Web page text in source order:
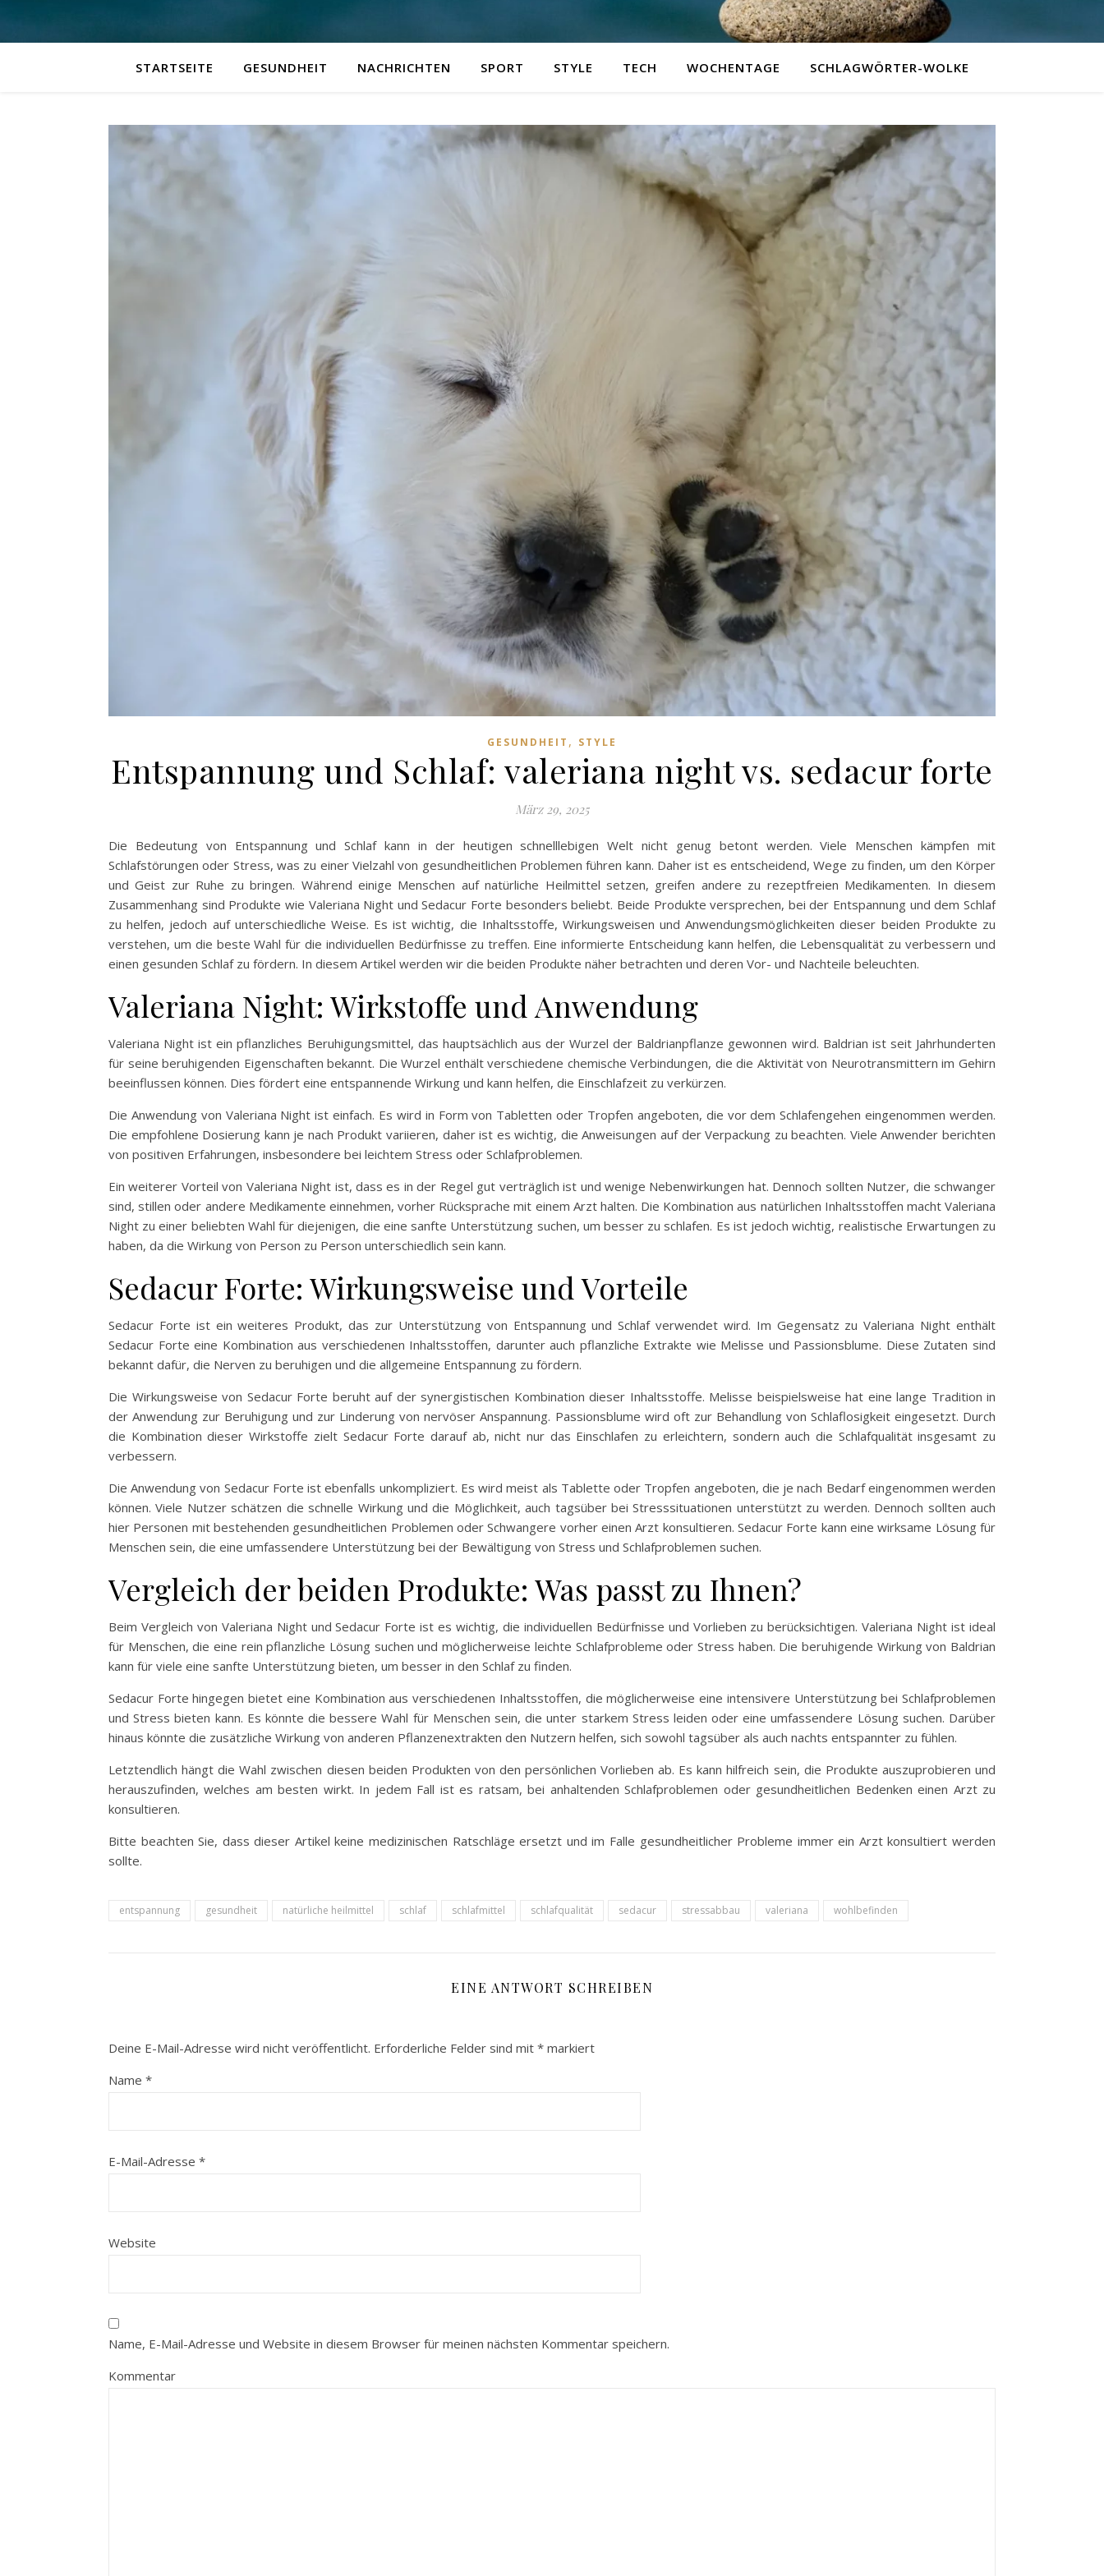
STARTSEITE GESUNDHEIT NACHRICHTEN SPORT STYLE TECH WOCHENTAGE SCHLAGWÖRTER-WOLKE
GESUNDHEIT , STYLE
Entspannung und Schlaf: valeriana night vs. sedacur forte
März 29, 2025
Die Bedeutung von Entspannung und Schlaf kann in der heutigen schnelllebigen Welt nicht genug betont werden. Viele Menschen kämpfen mit
Schlafstörungen oder Stress, was zu einer Vielzahl von gesundheitlichen Problemen führen kann. Daher ist es entscheidend, Wege zu finden, um den Körper
und Geist zur Ruhe zu bringen. Während einige Menschen auf natürliche Heilmittel setzen, greifen andere zu rezeptfreien Medikamenten. In diesem
Zusammenhang sind Produkte wie Valeriana Night und Sedacur Forte besonders beliebt. Beide Produkte versprechen, bei der Entspannung und dem Schlaf
zu helfen, jedoch auf unterschiedliche Weise. Es ist wichtig, die Inhaltsstoffe, Wirkungsweisen und Anwendungsmöglichkeiten dieser beiden Produkte zu
verstehen, um die beste Wahl für die individuellen Bedürfnisse zu treffen. Eine informierte Entscheidung kann helfen, die Lebensqualität zu verbessern und
einen gesunden Schlaf zu fördern. In diesem Artikel werden wir die beiden Produkte näher betrachten und deren Vor- und Nachteile beleuchten.
Valeriana Night: Wirkstoffe und Anwendung
Valeriana Night ist ein pflanzliches Beruhigungsmittel, das hauptsächlich aus der Wurzel der Baldrianpflanze gewonnen wird. Baldrian ist seit Jahrhunderten
für seine beruhigenden Eigenschaften bekannt. Die Wurzel enthält verschiedene chemische Verbindungen, die die Aktivität von Neurotransmittern im Gehirn
beeinflussen können. Dies fördert eine entspannende Wirkung und kann helfen, die Einschlafzeit zu verkürzen.
Die Anwendung von Valeriana Night ist einfach. Es wird in Form von Tabletten oder Tropfen angeboten, die vor dem Schlafengehen eingenommen werden.
Die empfohlene Dosierung kann je nach Produkt variieren, daher ist es wichtig, die Anweisungen auf der Verpackung zu beachten. Viele Anwender berichten
von positiven Erfahrungen, insbesondere bei leichtem Stress oder Schlafproblemen.
Ein weiterer Vorteil von Valeriana Night ist, dass es in der Regel gut verträglich ist und wenige Nebenwirkungen hat. Dennoch sollten Nutzer, die schwanger
sind, stillen oder andere Medikamente einnehmen, vorher Rücksprache mit einem Arzt halten. Die Kombination aus natürlichen Inhaltsstoffen macht Valeriana
Night zu einer beliebten Wahl für diejenigen, die eine sanfte Unterstützung suchen, um besser zu schlafen. Es ist jedoch wichtig, realistische Erwartungen zu
haben, da die Wirkung von Person zu Person unterschiedlich sein kann.
Sedacur Forte: Wirkungsweise und Vorteile
Sedacur Forte ist ein weiteres Produkt, das zur Unterstützung von Entspannung und Schlaf verwendet wird. Im Gegensatz zu Valeriana Night enthält
Sedacur Forte eine Kombination aus verschiedenen Inhaltsstoffen, darunter auch pflanzliche Extrakte wie Melisse und Passionsblume. Diese Zutaten sind
bekannt dafür, die Nerven zu beruhigen und die allgemeine Entspannung zu fördern.
Die Wirkungsweise von Sedacur Forte beruht auf der synergistischen Kombination dieser Inhaltsstoffe. Melisse beispielsweise hat eine lange Tradition in
der Anwendung zur Beruhigung und zur Linderung von nervöser Anspannung. Passionsblume wird oft zur Behandlung von Schlaflosigkeit eingesetzt. Durch
die Kombination dieser Wirkstoffe zielt Sedacur Forte darauf ab, nicht nur das Einschlafen zu erleichtern, sondern auch die Schlafqualität insgesamt zu
verbessern.
Die Anwendung von Sedacur Forte ist ebenfalls unkompliziert. Es wird meist als Tablette oder Tropfen angeboten, die je nach Bedarf eingenommen werden
können. Viele Nutzer schätzen die schnelle Wirkung und die Möglichkeit, auch tagsüber bei Stresssituationen unterstützt zu werden. Dennoch sollten auch
hier Personen mit bestehenden gesundheitlichen Problemen oder Schwangere vorher einen Arzt konsultieren. Sedacur Forte kann eine wirksame Lösung für
Menschen sein, die eine umfassendere Unterstützung bei der Bewältigung von Stress und Schlafproblemen suchen.
Vergleich der beiden Produkte: Was passt zu Ihnen?
Beim Vergleich von Valeriana Night und Sedacur Forte ist es wichtig, die individuellen Bedürfnisse und Vorlieben zu berücksichtigen. Valeriana Night ist ideal
für Menschen, die eine rein pflanzliche Lösung suchen und möglicherweise leichte Schlafprobleme oder Stress haben. Die beruhigende Wirkung von Baldrian
kann für viele eine sanfte Unterstützung bieten, um besser in den Schlaf zu finden.
Sedacur Forte hingegen bietet eine Kombination aus verschiedenen Inhaltsstoffen, die möglicherweise eine intensivere Unterstützung bei Schlafproblemen
und Stress bieten kann. Es könnte die bessere Wahl für Menschen sein, die unter starkem Stress leiden oder eine umfassendere Lösung suchen. Darüber
hinaus könnte die zusätzliche Wirkung von anderen Pflanzenextrakten den Nutzern helfen, sich sowohl tagsüber als auch nachts entspannter zu fühlen.
Letztendlich hängt die Wahl zwischen diesen beiden Produkten von den persönlichen Vorlieben ab. Es kann hilfreich sein, die Produkte auszuprobieren und
herauszufinden, welches am besten wirkt. In jedem Fall ist es ratsam, bei anhaltenden Schlafproblemen oder gesundheitlichen Bedenken einen Arzt zu
konsultieren.
Bitte beachten Sie, dass dieser Artikel keine medizinischen Ratschläge ersetzt und im Falle gesundheitlicher Probleme immer ein Arzt konsultiert werden
sollte.
entspannung gesundheit natürliche heilmittel schlaf schlafmittel schlafqualität sedacur stressabbau valeriana wohlbefinden
EINE ANTWORT SCHREIBEN
Deine E-Mail-Adresse wird nicht veröffentlicht. Erforderliche Felder sind mit * markiert
Name *
E-Mail-Adresse *
Website
Name, E-Mail-Adresse und Website in diesem Browser für meinen nächsten Kommentar speichern.
Kommentar